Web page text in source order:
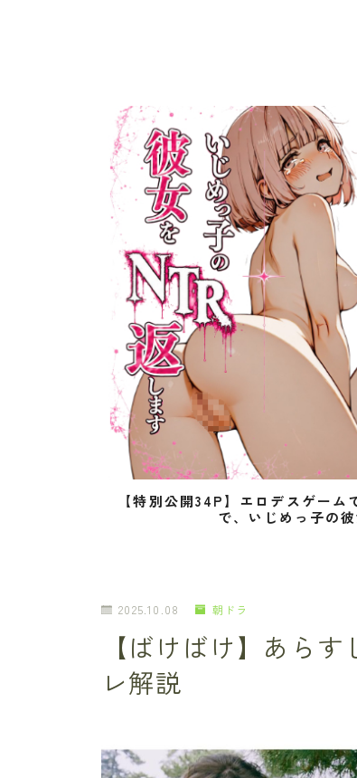
【特別公開34P】エロデスゲー
で、いじめっ子の
2025.10.08 朝ドラ
【ばけばけ】あら
レ解説